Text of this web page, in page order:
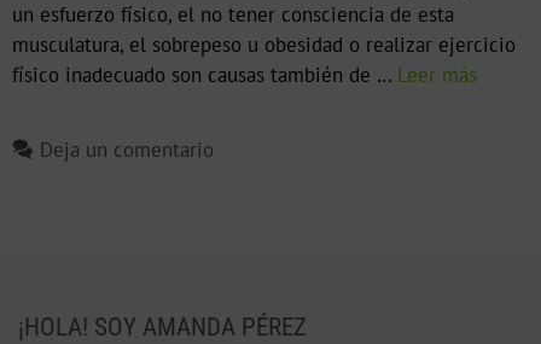
un esfuerzo físico, el no tener consciencia de esta
musculatura, el sobrepeso u obesidad o realizar ejercicio
físico inadecuado son causas también de … Leer más
Deja un comentario
¡HOLA! SOY AMANDA PÉREZ